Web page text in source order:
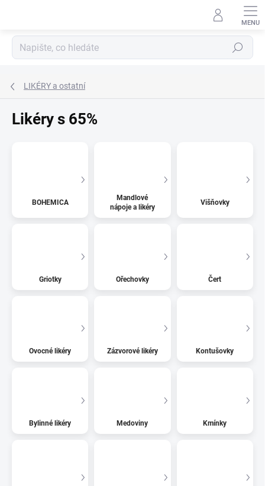
Hledat
LIKÉRY a ostatní
Likéry s 65%
BOHEMICA
Mandlové
nápoje a likéry
Višňovky
Griotky Ořechovky Čert
Ovocné likéry Zázvorové likéry Kontušovky
Bylinné likéry Medoviny Kmínky